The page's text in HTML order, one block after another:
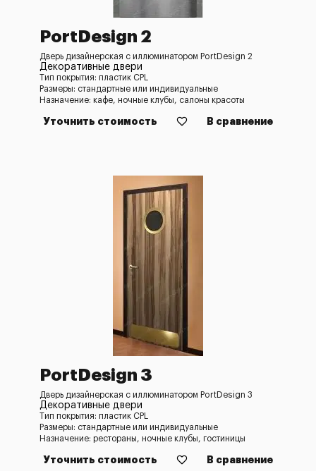
PortDesign 2
Дверь дизайнерская с иллюминатором PortDesign 2
Декоративные двери
Тип покрытия: пластик CPL
Размеры: стандартные или индивидуальные
Назначение: кафе, ночные клубы, салоны красоты
Уточнить стоимость В сравнение
PortDesign 3
Дверь дизайнерская с иллюминатором PortDesign 3
Декоративные двери
Тип покрытия: пластик CPL
Размеры: стандартные или индивидуальные
Назначение: рестораны, ночные клубы, гостиницы
Уточнить стоимость В сравнение